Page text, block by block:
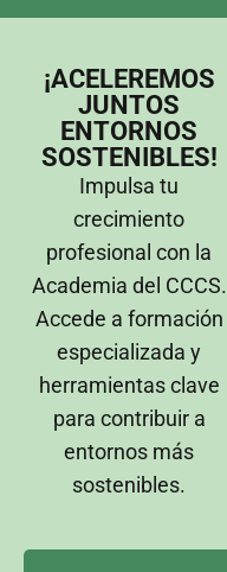
¡ACELEREMOS
JUNTOS
ENTORNOS
SOSTENIBLES!
Impulsa tu
crecimiento
profesional con la
Academia del CCCS.
Accede a formación
especializada y
herramientas clave
para contribuir a
entornos más
sostenibles.